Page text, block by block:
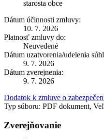
starosta obce
Dátum účinnosti zmluvy:
10. 7. 2026
Platnosť zmluvy do:
Neuvedené
Dátum uzatvorenia/udelenia
9. 7. 2026
Dátum zverejnenia:
9. 7. 2026
Dodatok k zmluve o
Typ súboru: PDF dokument,
Zverejňovanie